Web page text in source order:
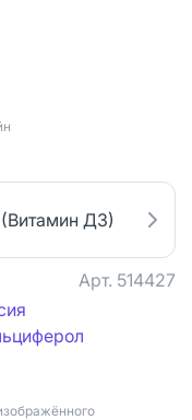
Д3)
Арт. 514427